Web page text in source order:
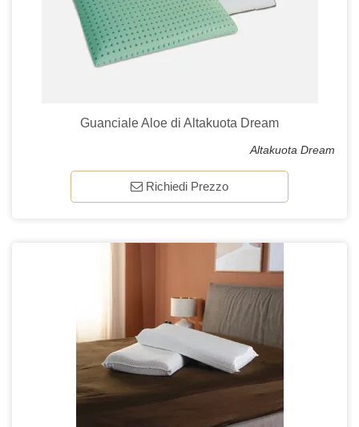
Guanciale Aloe di Altakuota Dream
Altakuota Dream
Richiedi Prezzo